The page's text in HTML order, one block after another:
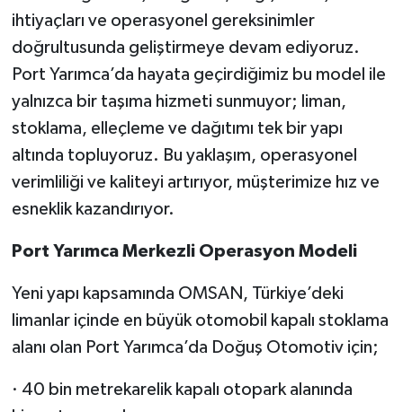
ihtiyaçları ve operasyonel gereksinimler
doğrultusunda geliştirmeye devam ediyoruz.
Port Yarımca’da hayata geçirdiğimiz bu model ile
yalnızca bir taşıma hizmeti sunmuyor; liman,
stoklama, elleçleme ve dağıtımı tek bir yapı
altında topluyoruz. Bu yaklaşım, operasyonel
verimliliği ve kaliteyi artırıyor, müşterimize hız ve
esneklik kazandırıyor.
Port Yarımca Merkezli Operasyon Modeli
Yeni yapı kapsamında OMSAN, Türkiye’deki
limanlar içinde en büyük otomobil kapalı stoklama
alanı olan Port Yarımca’da Doğuş Otomotiv için;
· 40 bin metrekarelik kapalı otopark alanında